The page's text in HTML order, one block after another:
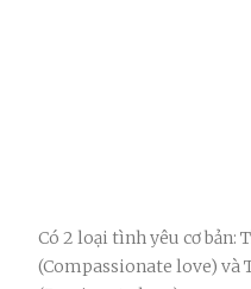
Có 2 loại tình yêu cơ bản:
(Compassionate love) và